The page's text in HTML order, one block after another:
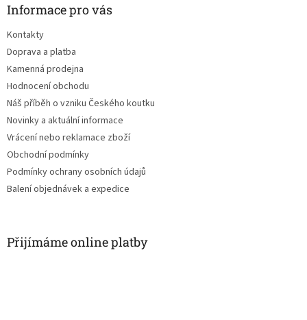
Informace pro vás
Kontakty
Doprava a platba
Kamenná prodejna
Hodnocení obchodu
Náš příběh o vzniku Českého koutku
Novinky a aktuální informace
Vrácení nebo reklamace zboží
Obchodní podmínky
Podmínky ochrany osobních údajů
Balení objednávek a expedice
Přijímáme online platby